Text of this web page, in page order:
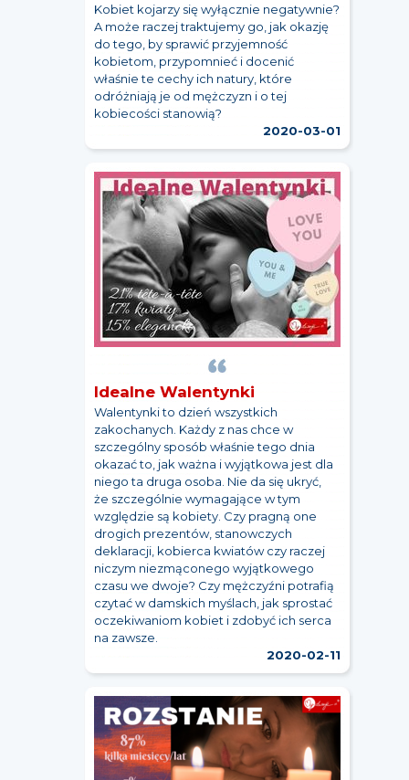
Kobiet kojarzy się wyłącznie negatywnie?
A może raczej traktujemy go, jak okazję
do tego, by sprawić przyjemność
kobietom, przypomnieć i docenić
właśnie te cechy ich natury, które
odróżniają je od mężczyzn i o tej
kobiecości stanowią?
2020-03-01
Idealne Walentynki
Walentynki to dzień wszystkich
zakochanych. Każdy z nas chce w
szczególny sposób właśnie tego dnia
okazać to, jak ważna i wyjątkowa jest dla
niego ta druga osoba. Nie da się ukryć,
że szczególnie wymagające w tym
względzie są kobiety. Czy pragną one
drogich prezentów, stanowczych
deklaracji, kobierca kwiatów czy raczej
niczym niezmąconego wyjątkowego
czasu we dwoje? Czy mężczyźni potrafią
czytać w damskich myślach, jak sprostać
oczekiwaniom kobiet i zdobyć ich serca
na zawsze.
2020-02-11